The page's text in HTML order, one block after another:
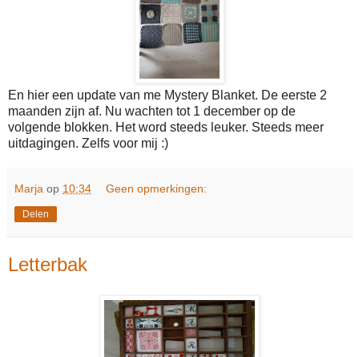
En hier een update van me Mystery Blanket. De eerste 2
maanden zijn af. Nu wachten tot 1 december op de
volgende blokken. Het word steeds leuker. Steeds meer
uitdagingen. Zelfs voor mij :)
Marja op 10:34 Geen opmerkingen:
Delen
Letterbak